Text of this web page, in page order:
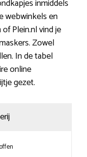
inmiddels
webwinkels en
Plein.nl vind je
Zowel
In de tabel
online
gezet.